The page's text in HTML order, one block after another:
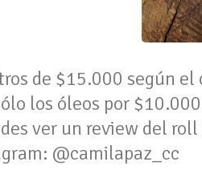
de $15.000 según el
los óleos por
ver un review del roll